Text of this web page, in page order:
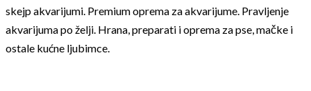
skejp akvarijumi. Premium oprema za akvarijume. Pravljenje
akvarijuma po želji. Hrana, preparati i oprema za pse, mačke i
ostale kućne ljubimce.